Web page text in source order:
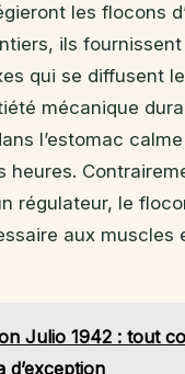
les flocons
ils fournissent
qui se diffusent
mécanique
l’estomac
heures.
régulateur, le
aux muscles
Julio 1942 : tout
d’exception